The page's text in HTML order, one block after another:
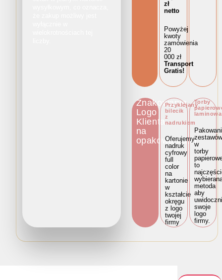
zł
netto
Powyżej
kwoty
zamówienia
20
000 zł
Transport
Gratis!
Znakowanie
Logo
Klienta
na
opakowaniach
Przyklejany
bilecik
z
nadrukiem
Oferujemy
nadruk
cyfrowy
full
color
na
kartonie
w
kształcie
okręgu
z logo
twojej
firmy
Torby
zestawów
w
torby
to
metoda
aby
swoje
logo
firmy.